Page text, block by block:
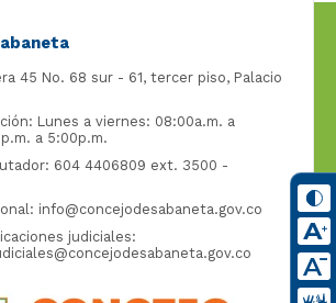
45 No. 68 sur - 61, tercer piso, Palacio
Lunes a viernes: 08:00a.m. a
a 5:00p.m.
604 4406809 ext. 3500 -
info@concejodesabaneta.gov.co
judiciales: